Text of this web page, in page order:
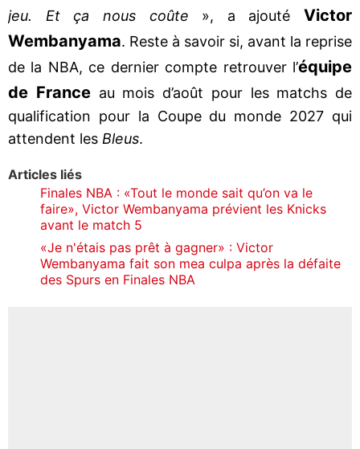
jeu. Et ça nous coûte », a ajouté Victor
Wembanyama. Reste à savoir si, avant la reprise
de la NBA, ce dernier compte retrouver l’équipe
de France au mois d’août pour les matchs de
qualification pour la Coupe du monde 2027 qui
attendent les Bleus.
Articles liés
Finales NBA : «Tout le monde sait qu’on va le
faire», Victor Wembanyama prévient les Knicks
avant le match 5
«Je n'étais pas prêt à gagner» : Victor
Wembanyama fait son mea culpa après la défaite
des Spurs en Finales NBA